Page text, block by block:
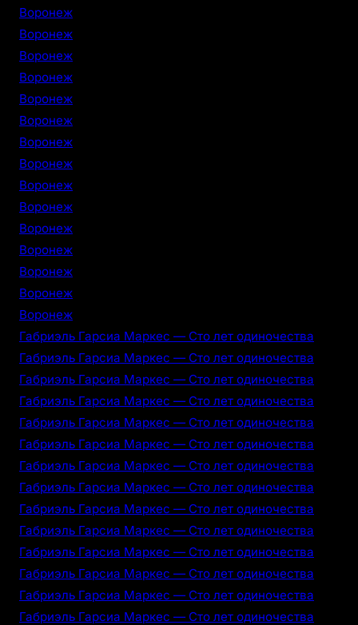
Воронеж
Воронеж
Воронеж
Воронеж
Воронеж
Воронеж
Воронеж
Воронеж
Воронеж
Воронеж
Воронеж
Воронеж
Воронеж
Воронеж
Воронеж
Габриэль Гарсиа Маркес — Сто лет одиночества
Габриэль Гарсиа Маркес — Сто лет одиночества
Габриэль Гарсиа Маркес — Сто лет одиночества
Габриэль Гарсиа Маркес — Сто лет одиночества
Габриэль Гарсиа Маркес — Сто лет одиночества
Габриэль Гарсиа Маркес — Сто лет одиночества
Габриэль Гарсиа Маркес — Сто лет одиночества
Габриэль Гарсиа Маркес — Сто лет одиночества
Габриэль Гарсиа Маркес — Сто лет одиночества
Габриэль Гарсиа Маркес — Сто лет одиночества
Габриэль Гарсиа Маркес — Сто лет одиночества
Габриэль Гарсиа Маркес — Сто лет одиночества
Габриэль Гарсиа Маркес — Сто лет одиночества
Габриэль Гарсиа Маркес — Сто лет одиночества